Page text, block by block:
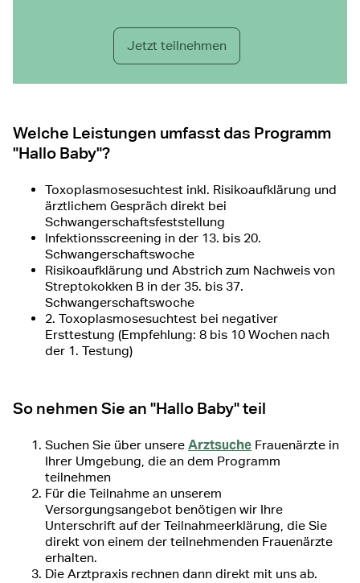
Jetzt teilnehmen
Welche Leistungen umfasst das Programm
"Hallo Baby"?
Toxoplasmosesuchtest inkl. Risikoaufklärung und
ärztlichem Gespräch direkt bei
Schwangerschaftsfeststellung
Infektionsscreening in der 13. bis 20.
Schwangerschaftswoche
Risikoaufklärung und Abstrich zum Nachweis von
Streptokokken B in der 35. bis 37.
Schwangerschaftswoche
2. Toxoplasmosesuchtest bei negativer
Ersttestung (Empfehlung: 8 bis 10 Wochen nach
der 1. Testung)
So nehmen Sie an "Hallo Baby" teil
Suchen Sie über unsere Arztsuche Frauenärzte in
Ihrer Umgebung, die an dem Programm
teilnehmen
Für die Teilnahme an unserem
Versorgungsangebot benötigen wir Ihre
Unterschrift auf der Teilnahmeerklärung, die Sie
direkt von einem der teilnehmenden Frauenärzte
erhalten.
Die Arztpraxis rechnen dann direkt mit uns ab.